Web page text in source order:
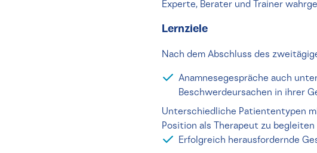
Experte, Berater und Trainer
Lernziele
Nach dem Abschluss des
Anamnesegespräche auch
Beschwerdeursachen in ihrer
Unterschiedliche Patiententypen
Position als Therapeut zu begleiten
Erfolgreich herausfordernde